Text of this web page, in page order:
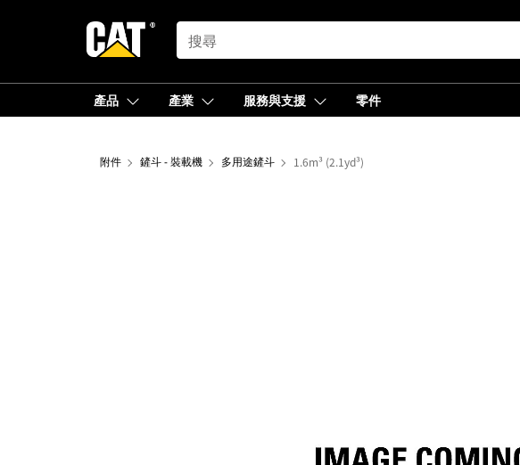
SEARCH
產品 產業 服務與支援 零件
附件 鏟斗 - 裝載機 多用途鏟斗 1.6m³ (2.1yd³)